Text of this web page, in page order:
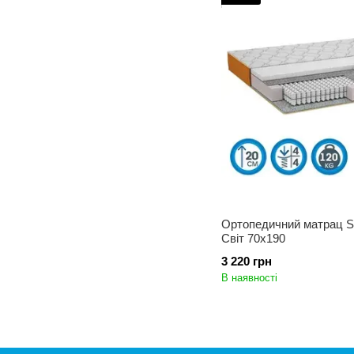
Ортопедичний матрац
Світ 70x190
3 220 грн
В наявності